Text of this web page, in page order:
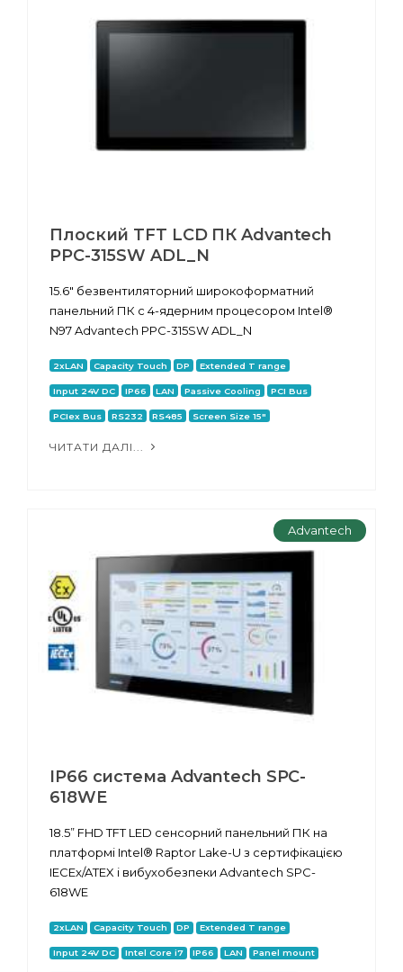
Плоский TFT LCD ПК Advantech
PPC-315SW ADL_N
15.6" безвентиляторний широкоформатний
панельний ПК с 4-ядерним процесором Intel®
N97 Advantech PPC-315SW ADL_N
2xLAN Capacity Touch DP Extended T range
Input 24V DC IP66 LAN Passive Cooling PCI Bus
PCIex Bus RS232 RS485 Screen Size 15"
ЧИТАТИ ДАЛІ...
Advantech
IP66 система Advantech SPC-
618WE
18.5” FHD TFT LED сенсорний панельний ПК на
платформі Intel® Raptor Lake-U з сертифікацією
IECEx/ATEX і вибухобезпеки Advantech SPC-
618WE
2xLAN Capacity Touch DP Extended T range
Input 24V DC Intel Core i7 IP66 LAN Panel mount